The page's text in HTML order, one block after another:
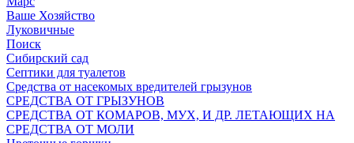
Ваше Хозяйство
Луковичные
Поиск
Сибирский сад
Септики для туалетов
Средства от насекомых вредителей грызунов
СPEДСТВА ОТ ГРЫЗУНОВ
СРЕДСТВА ОТ КОМАРОВ, МУХ, И ДР. ЛЕТАЮЩИХ НА
СРЕДСТВА ОТ МОЛИ